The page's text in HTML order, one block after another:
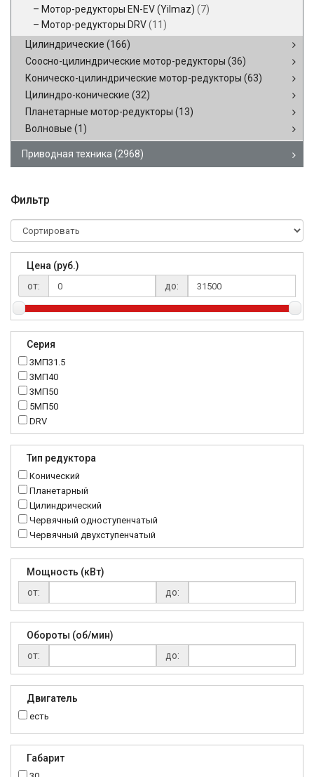
Мотор-редукторы EN-EV (Yilmaz) (7)
Мотор-редукторы DRV(11)
Цилиндрические (166)
Соосно-цилиндрические мотор-редукторы (36)
Коническо-цилиндрические мотор-редукторы (63)
Цилиндро-конические (32)
Планетарные мотор-редукторы (13)
Волновые (1)
Приводная техника (2968)
Фильтр
Цена (руб.)
от:
до:
Серия
3МП31.5
3МП40
3МП50
5МП50
DRV
K..DR
MTC
NMRV
RC
Тип редуктора
Конический
Планетарный
Цилиндрический
Червячный одноступенчатый
Червячный двухступенчатый
Мощность (кВт)
от:
до:
Обороты (об/мин)
от:
до:
Двигатель
есть
Габарит